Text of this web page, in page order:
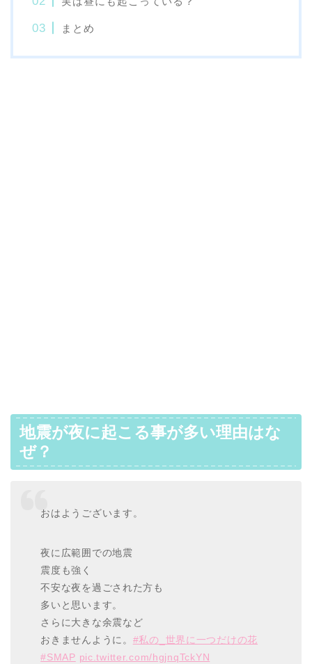
まとめ
地震が夜に起こる事が多い理由はな
ぜ？
おはようございます。
夜に広範囲での地震
震度も強く
不安な夜を過ごされた方も
多いと思います。
さらに大きな余震など
おきませんように。 #私の_世界に一つだけの花
#SMAP pic.twitter.com/hgjnqTckYN